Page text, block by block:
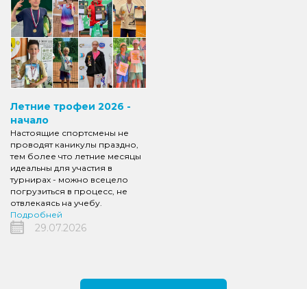
Летние трофеи 2026 -
начало
Настоящие спортсмены не
проводят каникулы праздно,
тем более что летние месяцы
идеальны для участия в
турнирах - можно всецело
погрузиться в процесс, не
отвлекаясь на учебу.
Подробней
29.07.2026